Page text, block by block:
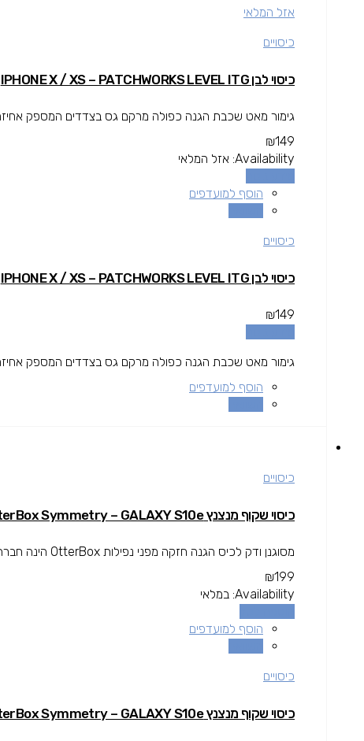
אזל המלאי
כיסויים
כיסוי לבן IPHONE X / XS – PATCHWORKS LEVEL ITG
גימור מאט שכבת הגנה כפולה מרקם גס בצדדים המספק
₪149
Availability: אזל המלאי
הוסף למועדפים
כיסויים
כיסוי לבן IPHONE X / XS – PATCHWORKS LEVEL ITG
₪149
גימור מאט שכבת הגנה כפולה מרקם גס בצדדים המספק
הוסף למועדפים
כיסויים
כיסוי שקוף מנצנץ OtterBox Symmetry – GALAXY S10e
מסוגנן ודק לכיס הגנה חזקה מפני נפילות OtterBox הינה חברה בין המובילות בתחום המגן עולה מעל גובה המסך להגנה מרבית.
₪199
Availability: במלאי
הוסף למועדפים
כיסויים
כיסוי שקוף מנצנץ OtterBox Symmetry – GALAXY S10e